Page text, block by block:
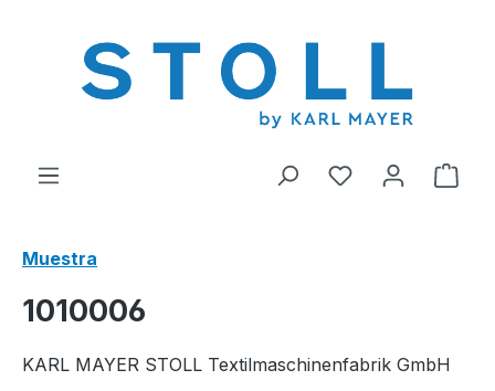
Tienes 0 El
Muestra
1010006
KARL MAYER STOLL Textilmaschinenfabrik GmbH